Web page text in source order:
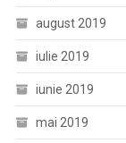
august 2019
iulie 2019
iunie 2019
mai 2019